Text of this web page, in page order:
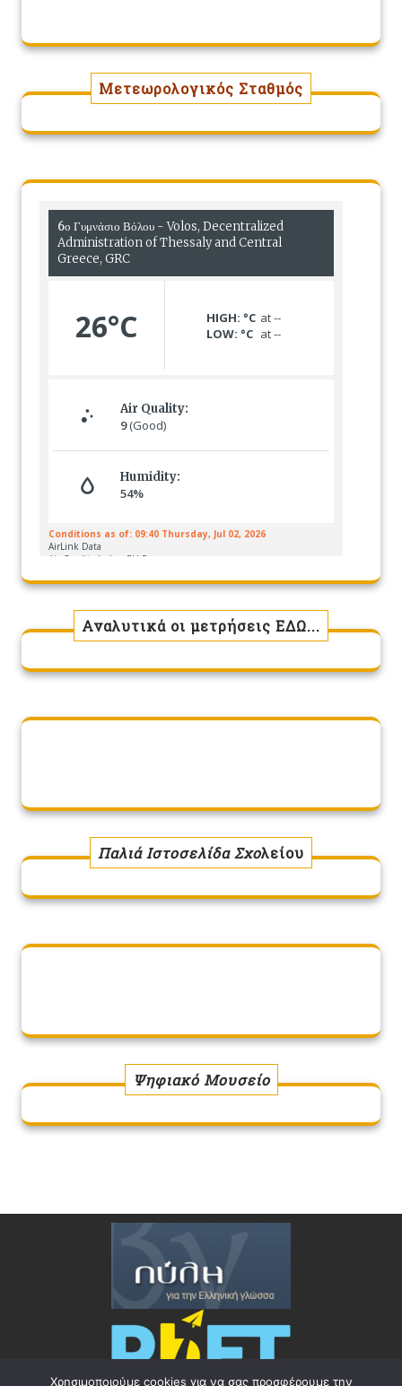
Μετεωρολογικός Σταθμός
Αναλυτικά οι μετρήσεις ΕΔΩ...
Παλιά Ιστοσελίδα Σχολείου
Ψηφιακό Μουσείο
Χρησιμοποιούμε cookies για να σας προσφέρουμε την